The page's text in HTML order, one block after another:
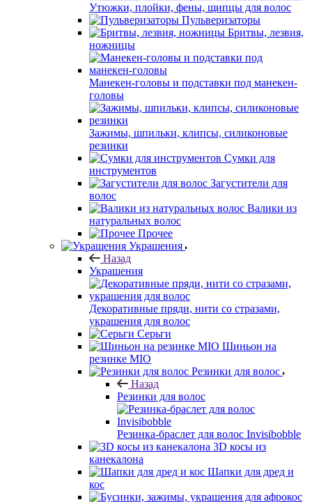
Утюжки, плойки, фены, щипцы для волос
Пульверизаторы
Бритвы, лезвия,
ножницы
Манекен-головы и подставки под манекен-
головы
Зажимы, шпильки, клипсы, силиконовые
резинки
Сумки для
инструментов
Загустители для
волос
Валики из
натуральных волос
Прочее
Украшения
Назад
Украшения
Декоративные пряди, нити со стразами,
украшения для волос
Серьги
Шиньон на
резинке MIO
Резинки для волос
Назад
Резинки для волос
Резинка-браслет для волос Invisibobble
3D косы из
канекалона
Шапки для дред и
кос